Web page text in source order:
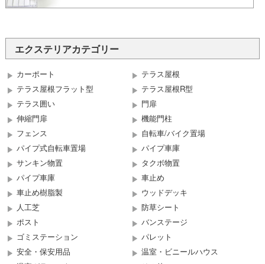
エクステリアカテゴリー
カーポート
テラス屋根
テラス屋根フラット型
テラス屋根R型
テラス囲い
門扉
伸縮門扉
機能門柱
フェンス
自転車/バイク置場
パイプ式自転車置場
パイプ車庫
サンキン物置
タクボ物置
パイプ車庫
車止め
車止め樹脂製
ウッドデッキ
人工芝
防草シート
ポスト
バンステージ
ゴミステーション
パレット
安全・保安用品
温室・ビニールハウス